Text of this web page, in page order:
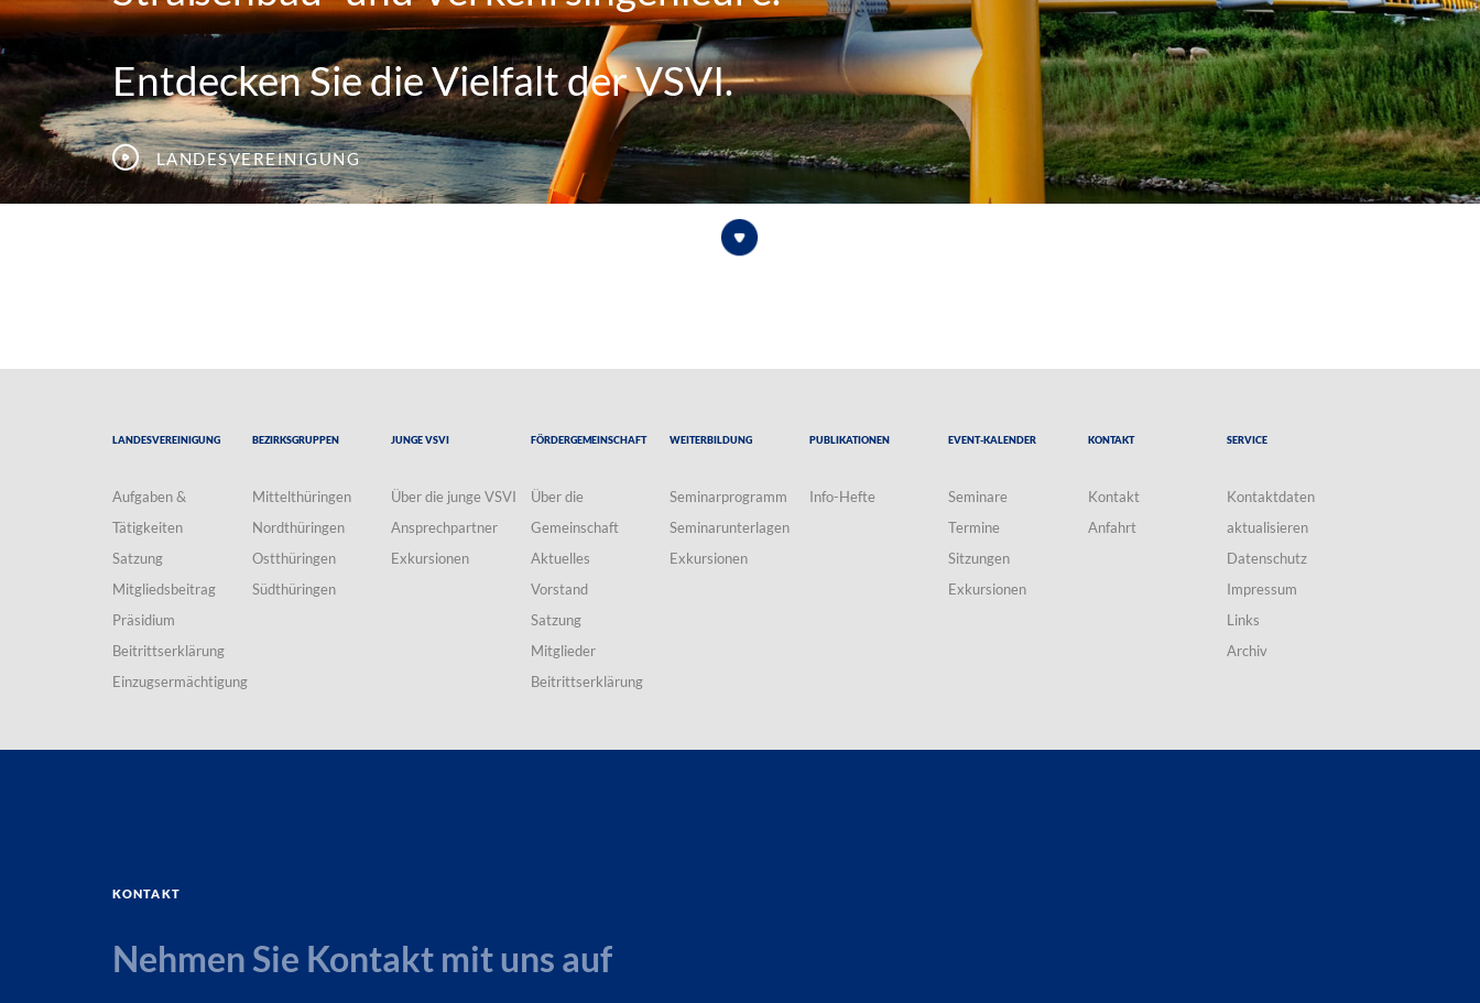
Entdecken Sie die Vielfalt der VSVI.
Landesvereinigung
Landesvereinigung
Aufgaben &
Tätigkeiten
Satzung
Mitgliedsbeitrag
Präsidium
Beitrittserklärung
Einzugsermächtigung
Bezirksgruppen
Mittelthüringen
Nordthüringen
Ostthüringen
Südthüringen
Junge VSVI
Über die junge VSVI
Ansprechpartner
Exkursionen
Fördergemeinschaft
Über die
Gemeinschaft
Aktuelles
Vorstand
Satzung
Mitglieder
Beitrittserklärung
Weiterbildung
Seminarprogramm
Seminarunterlagen
Exkursionen
Publikationen
Info-Hefte
Event-Kalender
Seminare
Termine
Sitzungen
Exkursionen
Kontakt
Kontakt
Anfahrt
Service
Kontaktdaten
aktualisieren
Datenschutz
Impressum
Links
Archiv
Kontakt
Nehmen Sie Kontakt mit uns auf